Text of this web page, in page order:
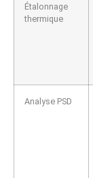
Étalonnage
thermique
Analyse PSD